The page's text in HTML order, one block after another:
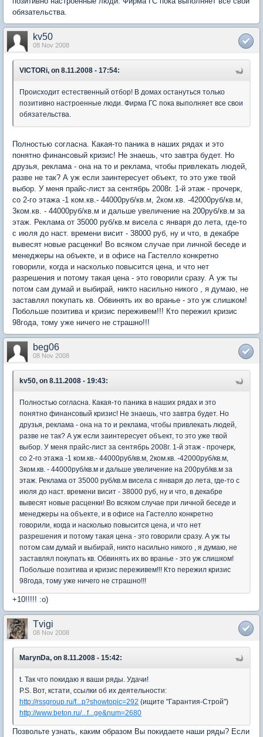
обязательства.
kv50
08 Nov 2008
VICTORi, on 8.11.2008 - 17:54:
Происходит естественный отбор! В домах остануться только
позитивно настроенные люди. Фирма ГС пока выполняет все свои
обязательства.
Полностью согласна. Какая-то паника в наших рядах и это
понятно финансовый кризис! Не знаешь, что завтра будет. Но
друзья, реклама - она на то и реклама, чтобы привлекать людей,
разве не так? А уж если заинтересует объект, то это уже твой
выбор. У меня прайс-лист за сентябрь 2008г. 1-й этаж - прочерк,
со 2-го этажа -1 ком.кв.- 44000руб/кв.м, 2ком.кв. -42000руб/кв.м,
3ком.кв. - 44000руб/кв.м и дальше увеличение на 200руб/кв.м за
этаж. Реклама от 35000 руб/кв.м висела с января до лета, где-то
с июля до наст. времени висит - 38000 руб, ну и что, в декабре
вывесят новые расценки! Во всяком случае при личной беседе и
менеджеры на объекте, и в офисе на Гастелло конкретно
говорили, когда и насколько повысится цена, и что нет
разрешения и потому такая цена - это говорили сразу. А уж ты
потом сам думай и выбирай, никто насильно никого , я думаю, не
заставлял покупать кв. Обвинять их во вранье - это уж слишком!
Побольше позитива и кризис переживем!!! Кто пережил кризис
98года, тому уже ничего не страшно!!!
beg06
08 Nov 2008
kv50, on 8.11.2008 - 19:43:
Полностью согласна. Какая-то паника в наших рядах и это
понятно финансовый кризис! Не знаешь, что завтра будет. Но
друзья, реклама - она на то и реклама, чтобы привлекать людей,
разве не так? А уж если заинтересует объект, то это уже твой
выбор. У меня прайс-лист за сентябрь 2008г. 1-й этаж - прочерк,
со 2-го этажа -1 ком.кв.- 44000руб/кв.м, 2ком.кв. -42000руб/кв.м,
3ком.кв. - 44000руб/кв.м и дальше увеличение на 200руб/кв.м за
этаж. Реклама от 35000 руб/кв.м висела с января до лета, где-то с
июля до наст. времени висит - 38000 руб, ну и что, в декабре
вывесят новые расценки! Во всяком случае при личной беседе и
менеджеры на объекте, и в офисе на Гастелло конкретно
говорили, когда и насколько повысится цена, и что нет
разрешения и потому такая цена - это говорили сразу. А уж ты
потом сам думай и выбирай, никто насильно никого , я думаю, не
заставлял покупать кв. Обвинять их во вранье - это уж слишком!
Побольше позитива и кризис переживем!!! Кто пережил кризис
98года, тому уже ничего не страшно!!!
+10!!!!! :о)
Tvigi
08 Nov 2008
MarynDa, on 8.11.2008 - 15:42:
t. Так что покидаю я ваши ряды. Удачи!
P.S. Вот, кстати, ссылки об их деятельности:
http://rssgroup.ru/f...p?showtopic=292 (ищите "Гарантия-Строй")
http://www.beton.ru/...f...ge&num=2680
Позвольте узнать, каким образом Вы покидаете наши ряды? Если